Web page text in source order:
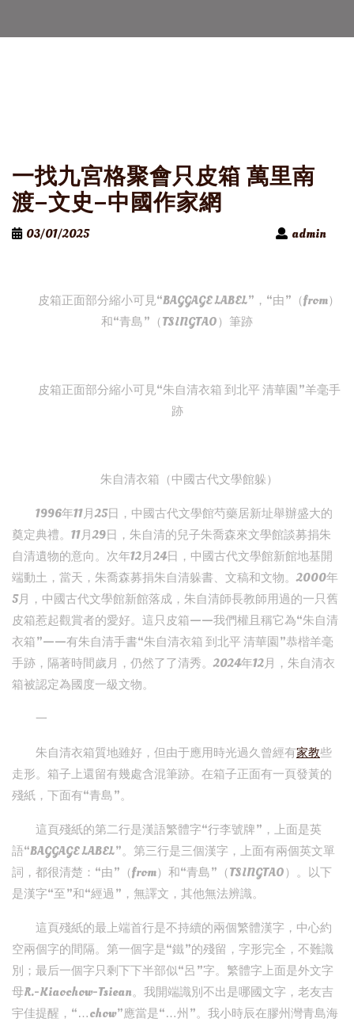
一找九宮格聚會只皮箱 萬里南
渡–文史–中國作家網
03/01/2025 admin
皮箱正面部分縮小可見“BAGGAGE LABEL”，“由”（from）
和“青島”（TSINGTAO）筆跡
皮箱正面部分縮小可見“朱自清衣箱 到北平 清華園”羊毫手
跡
朱自清衣箱（中國古代文學館躲）
1996年11月25日，中國古代文學館芍藥居新址舉辦盛大的
奠定典禮。11月29日，朱自清的兒子朱喬森來文學館談募捐朱
自清遺物的意向。次年12月24日，中國古代文學館新館地基開
端動土，當天，朱喬森募捐朱自清躲書、文稿和文物。2000年
5月，中國古代文學館新館落成，朱自清師長教師用過的一只舊
皮箱惹起觀賞者的愛好。這只皮箱——我們權且稱它為“朱自清
衣箱”——有朱自清手書“朱自清衣箱 到北平 清華園”恭楷羊毫
手跡，隔著時間歲月，仍然了了清秀。2024年12月，朱自清衣
箱被認定為國度一級文物。
一
朱自清衣箱質地雖好，但由于應用時光過久曾經有家教些
走形。箱子上還留有幾處含混筆跡。在箱子正面有一頁發黃的
殘紙，下面有“青島”。
這頁殘紙的第二行是漢語繁體字“行李號牌”，上面是英
語“BAGGAGE LABEL”。第三行是三個漢字，上面有兩個英文單
詞，都很清楚：“由”（from）和“青島”（TSINGTAO）。以下
是漢字“至”和“經過”，無譯文，其他無法辨識。
這頁殘紙的最上端首行是不持續的兩個繁體漢字，中心約
空兩個字的間隔。第一個字是“鐵”的殘留，字形完全，不難識
別；最后一個字只剩下下半部似“呂”字。繁體字上面是外文字
母R.-Kiaochow-Tsiean。我開端識別不出是哪國文字，老友吉
宇佳提醒，“…chow”應當是“…州”。我小時辰在膠州灣青島海